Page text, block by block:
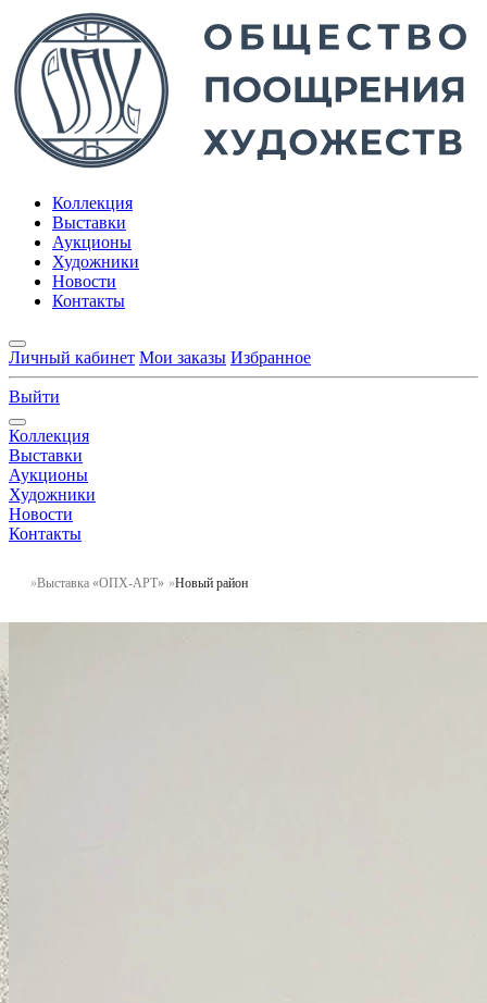
Коллекция
Выставки
Аукционы
Художники
Новости
Контакты
Личный кабинет Мои заказы Избранное
Выйти
Коллекция
Выставки
Аукционы
Художники
Новости
Контакты
Выставка «ОПХ-АРТ» Новый район